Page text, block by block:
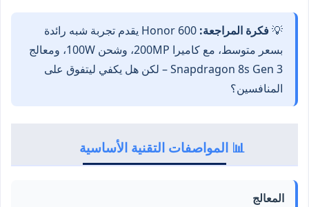
💡فكرة المراجعة:
Honor 600 يقدم تجربة شبه رائدة
بسعر متوسط، مع كاميرا 200MP، وشحن 100W، ومعالج
Snapdragon 8s Gen 3 – لكن هل يكفي ليتفوق على
المنافسين؟
📊 المواصفات التقنية الأساسية
المعالج